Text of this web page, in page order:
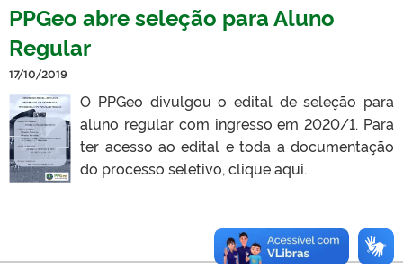
PPGeo abre seleção para Aluno
Regular
17/10/2019
O PPGeo divulgou o edital de seleção para
aluno regular com ingresso em 2020/1. Para
ter acesso ao edital e toda a documentação
do processo seletivo, clique aqui.